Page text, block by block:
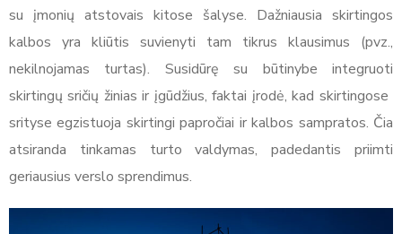
su įmonių atstovais kitose šalyse. Dažniausia skirtingos
kalbos yra kliūtis suvienyti tam tikrus klausimus (pvz.,
nekilnojamas turtas). Susidūrę su būtinybe integruoti
skirtingų sričių žinias ir įgūdžius, faktai įrodė, kad skirtingose ​​
srityse egzistuoja skirtingi papročiai ir kalbos sampratos. Čia
atsiranda tinkamas turto valdymas, padedantis priimti
geriausius verslo sprendimus.